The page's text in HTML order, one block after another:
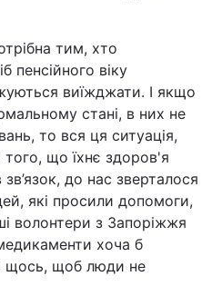
тим, хто
пенсійного віку
виїжджати. І якщо
стані, в них не
то вся ця ситуація,
що їхнє здоров'я
до нас зверталося
які просили допомоги,
волонтери з Запоріжжя
хоча б
щось, щоб люди не